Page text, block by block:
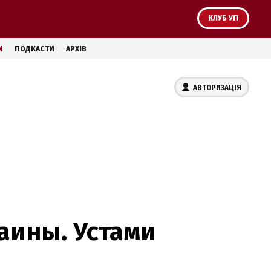
КЛУБ УП
ПОДКАСТИ АРХІВ
АВТОРИЗАЦІЯ
Устами